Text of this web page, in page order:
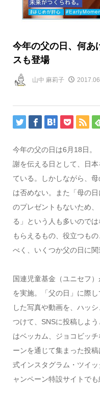
今年の父の日、何あ
スも登場
山中 麻莉子
今年の父の日は6月18日。
謝を伝える日として、日
ている。しかしながら、
は否めない。また「母の
のプレゼントもないため
る」という人も多いので
もらえるもの、役立つも
べく、いくつか父の日に関
国連児童基金（ユニセフ
を実施。「父の日」に際
した写真や動画を、ハッ
つけて、SNSに投稿しよ
はベッカム、ジョコビッ
ーンを通じて集まった投
式インスタグラム・ツイ
ャンペーン特設サイトでも